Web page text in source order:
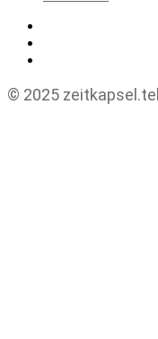
© 2025 zeitkapsel.tel